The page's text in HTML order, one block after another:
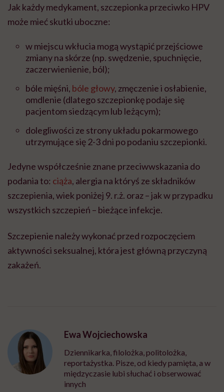
Jak każdy medykament, szczepionka przeciwko HPV
może mieć skutki uboczne:
w miejscu wkłucia mogą wystąpić przejściowe
zmiany na skórze (np. swędzenie, spuchnięcie,
zaczerwienienie, ból);
bóle mięśni, bóle głowy, zmęczenie i osłabienie,
omdlenie (dlatego szczepionkę podaje się
pacjentom siedzącym lub leżącym);
dolegliwości ze strony układu pokarmowego
utrzymujące się 2-3 dni po podaniu szczepionki.
Jedyne współcześnie znane przeciwwskazania do
podania to: ciąża, alergia na któryś ze składników
szczepienia, wiek poniżej 9. r.ż. oraz – jak w przypadku
wszystkich szczepień – bieżące infekcje.
Szczepienie należy wykonać przed rozpoczęciem
aktywności seksualnej, która jest główną przyczyną
zakażeń.
Ewa Wojciechowska
Dziennikarka, filolożka, politolożka,
reportażystka. Pisze, od kiedy pamięta, a w
międzyczasie lubi słuchać i obserwować
innych